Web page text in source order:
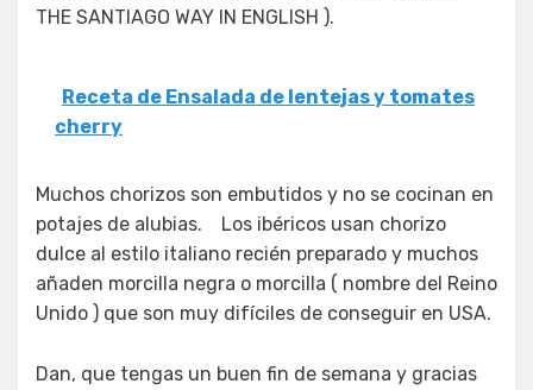
THE SANTIAGO WAY IN ENGLISH ).
Receta de Ensalada de lentejas y tomates
cherry
Muchos chorizos son embutidos y no se cocinan en
potajes de alubias. Los ibéricos usan chorizo
dulce al estilo italiano recién preparado y muchos
añaden morcilla negra o morcilla ( nombre del Reino
Unido ) que son muy difíciles de conseguir en USA.
Dan, que tengas un buen fin de semana y gracias